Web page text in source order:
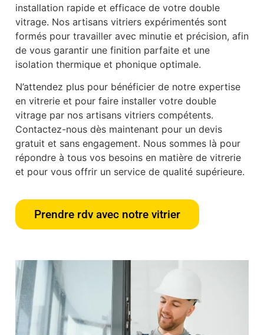
installation rapide et efficace de votre double
vitrage. Nos artisans vitriers expérimentés sont
formés pour travailler avec minutie et précision, afin
de vous garantir une finition parfaite et une
isolation thermique et phonique optimale.
N’attendez plus pour bénéficier de notre expertise
en vitrerie et pour faire installer votre double
vitrage par nos artisans vitriers compétents.
Contactez-nous dès maintenant pour un devis
gratuit et sans engagement. Nous sommes là pour
répondre à tous vos besoins en matière de vitrerie
et pour vous offrir un service de qualité supérieure.
Prendre rdv avec notre vitrier